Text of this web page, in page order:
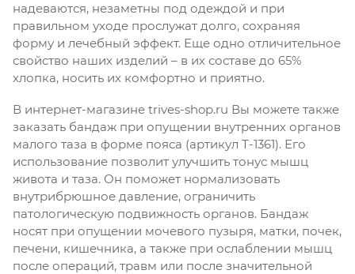
надеваются, незаметны под одеждой и при
правильном уходе прослужат долго, сохраняя
форму и лечебный эффект. Еще одно отличительное
свойство наших изделий – в их составе до 65%
хлопка, носить их комфортно и приятно.
В интернет-магазине trives-shop.ru Вы можете также
заказать бандаж при опущении внутренних органов
малого таза в форме пояса (артикул Т-1361). Его
использование позволит улучшить тонус мышц
живота и таза. Он поможет нормализовать
внутрибрюшное давление, ограничить
патологическую подвижность органов. Бандаж
носят при опущении мочевого пузыря, матки, почек,
печени, кишечника, а также при ослаблении мышц
после операций, травм или после значительной